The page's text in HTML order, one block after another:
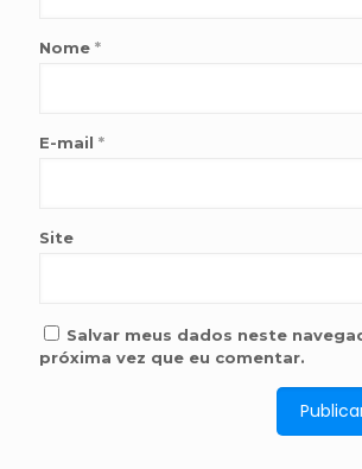
Nome *
E-mail *
Site
Salvar meus dados neste
próxima vez que eu comentar.